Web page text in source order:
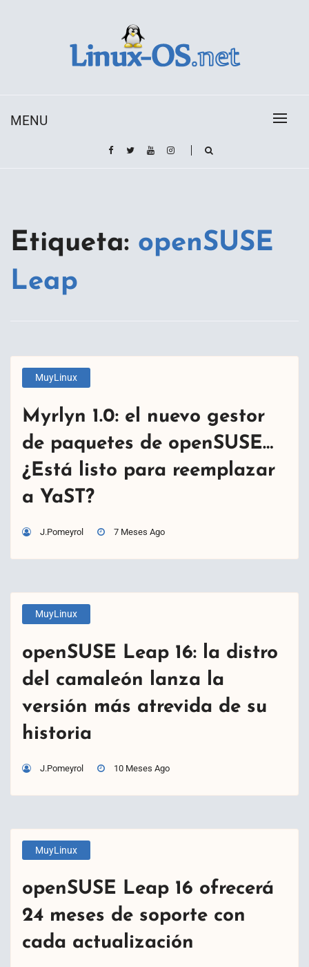
MENU
Etiqueta: openSUSE
Leap
MuyLinux
Myrlyn 1.0: el nuevo gestor
de paquetes de openSUSE…
¿Está listo para reemplazar
a YaST?
J.Pomeyrol 7 Meses Ago
MuyLinux
openSUSE Leap 16: la distro
del camaleón lanza la
versión más atrevida de su
historia
J.Pomeyrol 10 Meses Ago
MuyLinux
openSUSE Leap 16 ofrecerá
24 meses de soporte con
cada actualización